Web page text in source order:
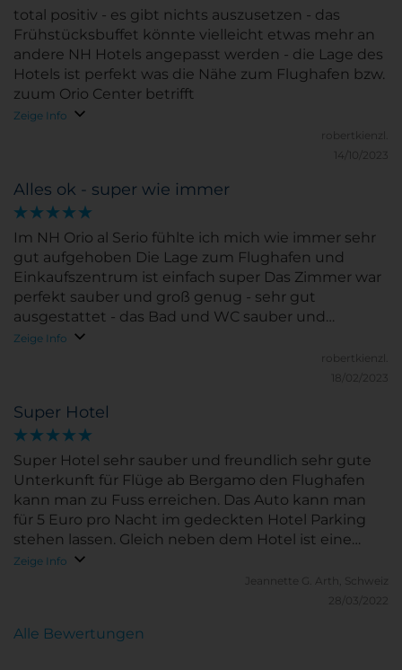
total positiv - es gibt nichts auszusetzen - das
Frühstücksbuffet könnte vielleicht etwas mehr an
andere NH Hotels angepasst werden - die Lage des
Hotels ist perfekt was die Nähe zum Flughafen bzw.
zuum Orio Center betrifft
Zeige Info
robertkienzl.
14/10/2023
Alles ok - super wie immer
Im NH Orio al Serio fühlte ich mich wie immer sehr
gut aufgehoben Die Lage zum Flughafen und
Einkaufszentrum ist einfach super Das Zimmer war
perfekt sauber und groß genug - sehr gut
ausgestattet - das Bad und WC sauber und
ausreichend Platz. Das Frühstück ist net und
Zeige Info
robertkienzl.
18/02/2023
Super Hotel
Super Hotel sehr sauber und freundlich sehr gute
Unterkunft für Flüge ab Bergamo den Flughafen
kann man zu Fuss erreichen. Das Auto kann man
für 5 Euro pro Nacht im gedeckten Hotel Parking
stehen lassen. Gleich neben dem Hotel ist eine
riesige Shopping Mall.
Zeige Info
Jeannette G. Arth, Schweiz
28/03/2022
Alle Bewertungen